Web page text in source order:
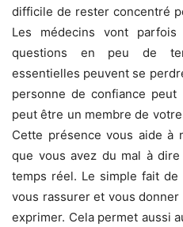
difficile de rester concentré
Les médecins vont
questions en peu de
essentielles peuvent se
personne de confiance peut
peut être un membre de
Cette présence vous aide à
que vous avez du mal à
temps réel. Le simple fait
vous rassurer et vous
exprimer. Cela permet aussi